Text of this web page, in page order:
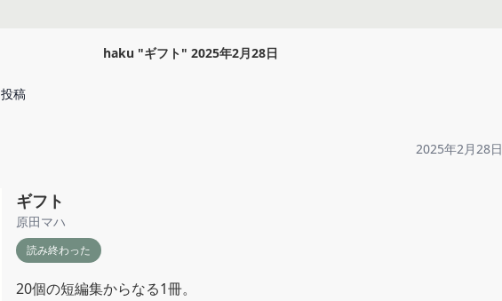
haku "ギフト" 2025年2月28日
投稿
2025年2月28日
ギフト
原田マハ
読み終わった
20個の短編集からなる1冊。